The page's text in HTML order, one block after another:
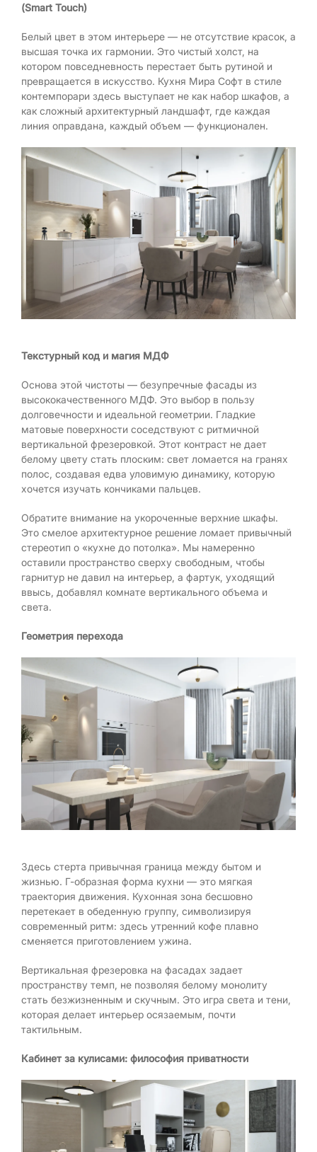
(Smart Touch)
Белый цвет в этом интерьере — не отсутствие красок, а
высшая точка их гармонии. Это чистый холст, на
котором повседневность перестает быть рутиной и
превращается в искусство. Кухня Мира Софт в стиле
контемпорари здесь выступает не как набор шкафов, а
как сложный архитектурный ландшафт, где каждая
линия оправдана, каждый объем — функционален.
Текстурный код и магия МДФ
Основа этой чистоты — безупречные фасады из
высококачественного МДФ. Это выбор в пользу
долговечности и идеальной геометрии. Гладкие
матовые поверхности соседствуют с ритмичной
вертикальной фрезеровкой. Этот контраст не дает
белому цвету стать плоским: свет ломается на гранях
полос, создавая едва уловимую динамику, которую
хочется изучать кончиками пальцев.
Обратите внимание на укороченные верхние шкафы.
Это смелое архитектурное решение ломает привычный
стереотип о «кухне до потолка». Мы намеренно
оставили пространство сверху свободным, чтобы
гарнитур не давил на интерьер, а фартук, уходящий
ввысь, добавлял комнате вертикального объема и
света.
Геометрия перехода
Здесь стерта привычная граница между бытом и
жизнью. Г-образная форма кухни — это мягкая
траектория движения. Кухонная зона бесшовно
перетекает в обеденную группу, символизируя
современный ритм: здесь утренний кофе плавно
сменяется приготовлением ужина.
Вертикальная фрезеровка на фасадах задает
пространству темп, не позволяя белому монолиту
стать безжизненным и скучным. Это игра света и тени,
которая делает интерьер осязаемым, почти
тактильным.
Кабинет за кулисами: философия приватности